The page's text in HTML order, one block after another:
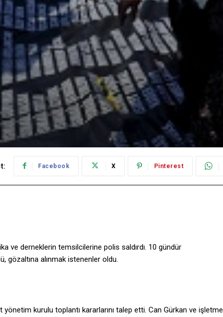
Facebook X Pinterest
ve der­neklerin temsilcilerine polis saldırdı. 10 gündür
gözaltına alınmak istenenler oldu.
kuru­lu toplantı kararlarını talep etti. Can Gürkan ve işletme